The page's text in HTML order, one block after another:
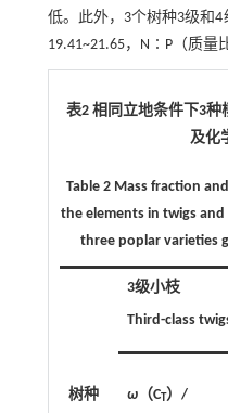
低。此外，3个树种3级和
19.41~21.65，N∶P（质量
表2 相同立地条件下3种
及化
Table 2 Mass fraction
the elements in twigs
three poplar varieties
树种
3级小枝
Third-class
ω（CT）/